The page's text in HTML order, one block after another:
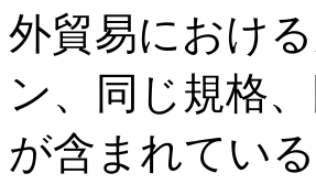
外貿易におけ
ン、同じ規格
が含まれてい